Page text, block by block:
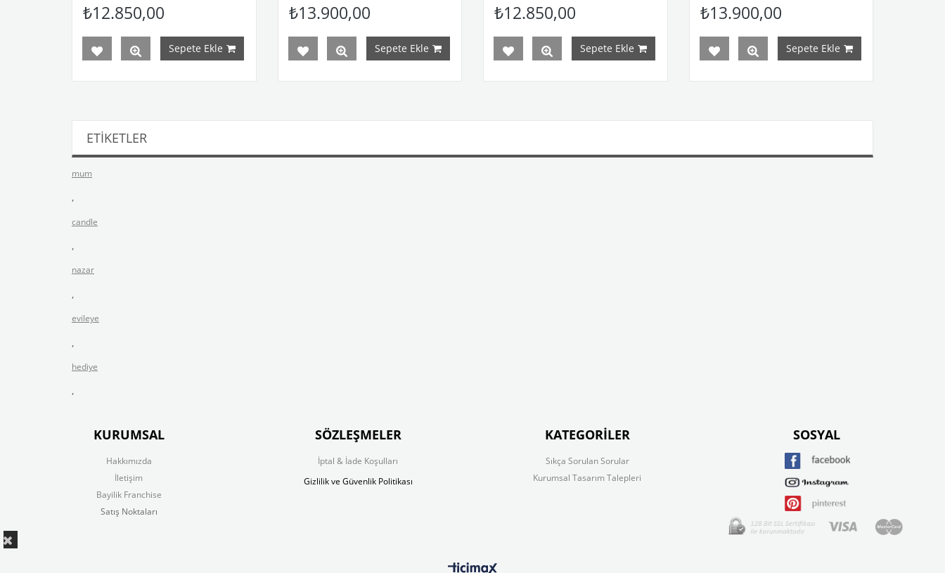
₺12.850,00
Sepete Ekle
₺13.900,00
Sepete Ekle
₺12.850,00
Sepete Ekle
₺13.900,00
Sepete Ekle
ETIKETLER
mum
,
candle
,
nazar
,
evileye
,
hediye
,
KURUMSAL
Hakkımızda
İletişim
Bayilik Franchise
Satış Noktaları
SÖZLEŞMELER
İptal & İade Koşulları
Gizlilik ve Güvenlik Politikası
KATEGORİLER
Sıkça Sorulan Sorular
Kurumsal Tasarım Talepleri
SOSYAL